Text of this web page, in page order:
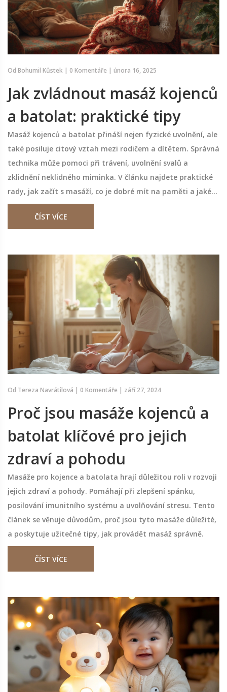
Od Bohumil Kůstek | 0 Komentáře | února 16, 2025
Jak zvládnout masáž kojenců
a batolat: praktické tipy
Masáž kojenců a batolat přináší nejen fyzické uvolnění, ale
také posiluje citový vztah mezi rodičem a dítětem. Správná
technika může pomoci při trávení, uvolnění svalů a
zklidnění neklidného miminka. V článku najdete praktické
rady, jak začít s masáží, co je dobré mít na paměti a jaké
jsou její přínosy pro Vaše dítě.
ČÍST VÍCE
Od Tereza Navrátilová | 0 Komentáře | září 27, 2024
Proč jsou masáže kojenců a
batolat klíčové pro jejich
zdraví a pohodu
Masáže pro kojence a batolata hrají důležitou roli v rozvoji
jejich zdraví a pohody. Pomáhají při zlepšení spánku,
posilování imunitního systému a uvolňování stresu. Tento
článek se věnuje důvodům, proč jsou tyto masáže důležité,
a poskytuje užitečné tipy, jak provádět masáž správně.
ČÍST VÍCE